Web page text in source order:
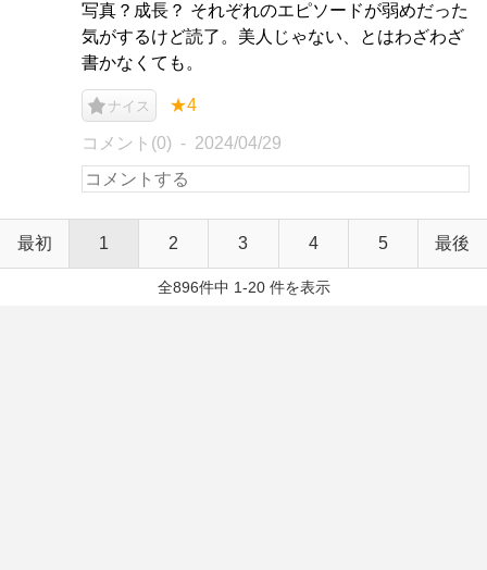
写真？成長？ それぞれのエピソードが弱めだった
気がするけど読了。美人じゃない、とはわざわざ
書かなくても。
ナイス ★4
コメント(0) 2024/04/29
最初 1 2 3 4 5 最後
全896件中 1-20 件を表示